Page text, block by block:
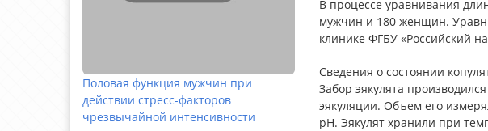
Половая функция мужчин при
действии стресс-факторов
чрезвычайной интенсивности
В процессе уравнивания
мужчин и 180 женщин.
клинике ФГБУ «Российский
Сведения о состоянии
Забор эякулята
эякуляции. Объем его
pH. Эякулят хранили при